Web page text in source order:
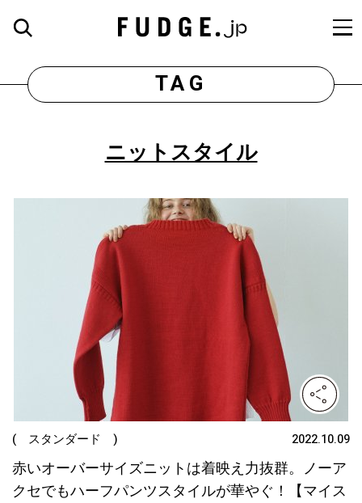
TAG
ニットスタイル
( スタンダード ) 2022.10.09
赤いオーバーサイズニットは着映え力抜群。ノーア
クセでもハーフパンツスタイルが華やぐ！【マイス